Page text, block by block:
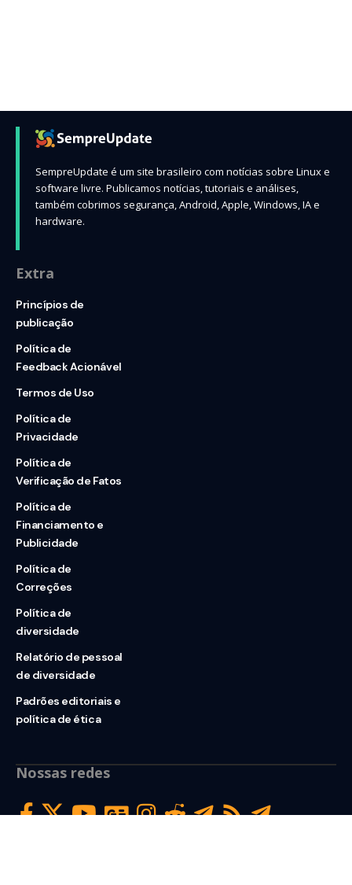
SempreUpdate é um site brasileiro com notícias sobre Linux e
software livre. Publicamos notícias, tutoriais e análises,
também cobrimos segurança, Android, Apple, Windows, IA e
hardware.
Extra
Princípios de
publicação
Política de
Feedback Acionável
Termos de Uso
Política de
Privacidade
Política de
Verificação de Fatos
Política de
Financiamento e
Publicidade
Política de
Correções
Política de
diversidade
Relatório de pessoal
de diversidade
Padrões editoriais e
política de ética
Nossas redes